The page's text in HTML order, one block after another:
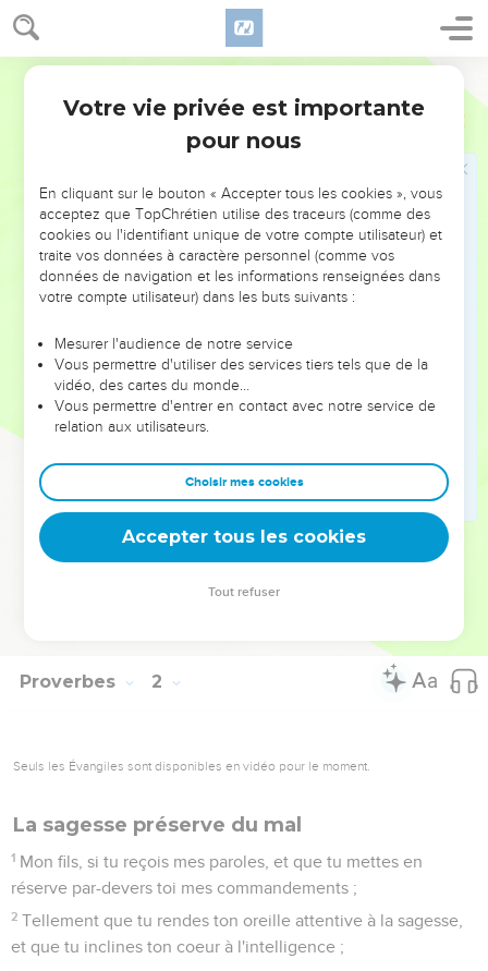
Proverbes 1
24 Parce que j'ai crié, et que vous avez refusé [d'ouïr] ; parce
que j'ai étendu ma main, et qu'il n'y a eu personne qui y prit
garde ;
Et parce que vous avez rejeté tout mon conseil, et que
vous n'avez point agréé que je vous reprisse ;
Aussi je me rirai de votre calamité, je me moquerai quand
votre effroi surviendra.
Quand votre effroi surviendra comme une ruine, et que
votre calamité viendra comme un tourbillon ; quand la
détresse et l'angoisse viendront sur vous ;
me cherchera de grand matin, mais on ne me trouvera point.
Parce qu'ils auront haï la science, et qu'ils n'auront point
choisi la crainte de l'Eternel.
Ils n'ont point aimé mon conseil ; ils ont dédaigné toutes
mes répréhensions.
Qu'ils mangent donc le fruit de leur voie, et qu'ils se
rassasient de leurs conseils.
Car l'aise des sots les tue, et la prospérité des fous les
Proverbes 2
Seuls les Évangiles sont disponibles en vidéo pour le moment.
La sagesse préserve du mal
1 Mon fils, si tu reçois mes paroles, et que tu mettes en
réserve par-devers toi mes commandements ;
2 Tellement que tu rendes ton oreille attentive à la sagesse,
et que tu inclines ton coeur à l'intelligence ;
Votre vie privée est importante
pour nous
En cliquant sur le bouton « Accepter tous les cookies », vous
acceptez que TopChrétien utilise des traceurs (comme des
cookies ou l'identifiant unique de votre compte utilisateur) et
traite vos données à caractère personnel (comme vos
données de navigation et les informations renseignées dans
votre compte utilisateur) dans les buts suivants :
Mesurer l'audience de notre service
Vous permettre d'utiliser des services tiers tels que de la
vidéo, des cartes du monde…
Vous permettre d'entrer en contact avec notre service de
relation aux utilisateurs.
Choisir mes cookies
Accepter tous les cookies
Tout refuser